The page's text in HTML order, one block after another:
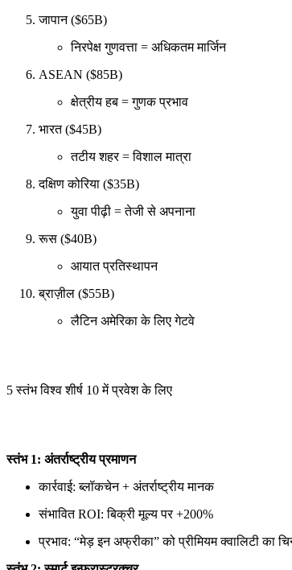
जापान ($65B)
निरपेक्ष गुणवत्ता = अधिकतम मार्जिन
ASEAN ($85B)
क्षेत्रीय हब = गुणक प्रभाव
भारत ($45B)
तटीय शहर = विशाल मात्रा
दक्षिण कोरिया ($35B)
युवा पीढ़ी = तेजी से अपनाना
रूस ($40B)
आयात प्रतिस्थापन
ब्राज़ील ($55B)
लैटिन अमेरिका के लिए गेटवे
5 स्तंभ विश्व शीर्ष 10 में प्रवेश के लिए
स्तंभ 1: अंतर्राष्ट्रीय प्रमाणन
कार्रवाई: ब्लॉकचेन + अंतर्राष्ट्रीय मानक
संभावित ROI: बिक्री मूल्य पर +200%
प्रभाव: “मेड़ इन अफ्रीका” को प्रीमियम क्वालिटी का